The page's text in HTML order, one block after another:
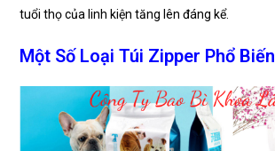
tuổi thọ của linh kiện tăng lên đáng kể.
Một Số Loại Túi Zipper Phổ Biến